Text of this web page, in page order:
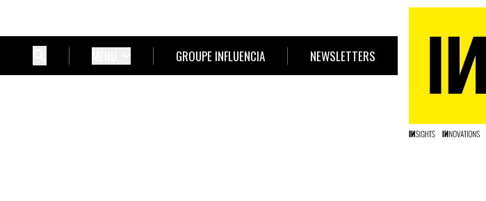
GROUPE INFLUENCIA NEWSLETTERS